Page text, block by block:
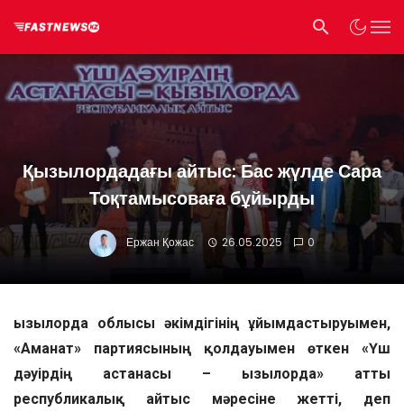
Қызылордадағы айтыс: Бас жүлде Сара
Тоқтамысоваға бұйырды
Ержан Қожас 26.05.2025 0
Қызылорда облысы әкімдігінің ұйымдастыруымен,
«Аманат» партиясының қолдауымен өткен «Үш
дәуірдің астанасы – Қызылорда» атты
республикалық айтыс мәресіне жетті, деп